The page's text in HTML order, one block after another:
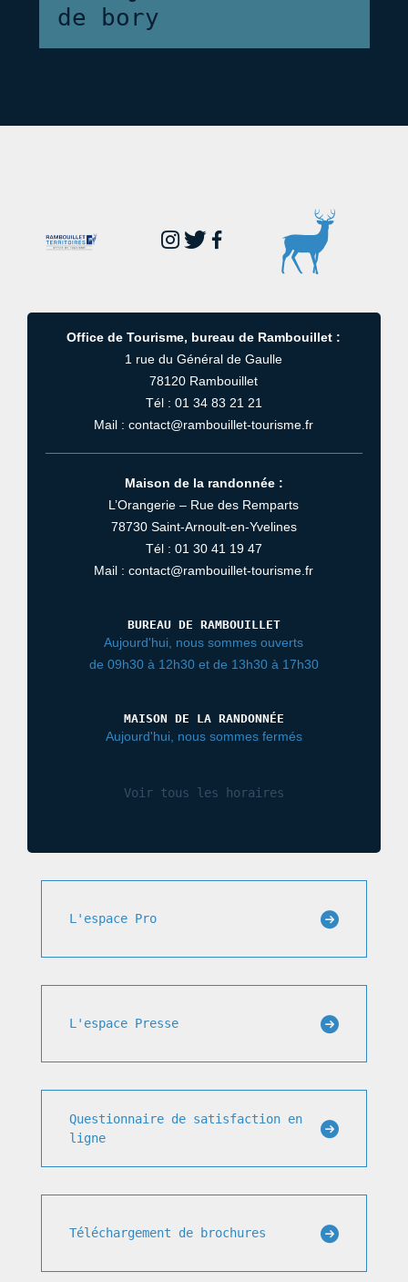
de bory
Office de Tourisme, bureau de Rambouillet :
1 rue du Général de Gaulle
78120 Rambouillet
Tél : 01 34 83 21 21
Mail : contact@rambouillet-tourisme.fr
Maison de la randonnée :
L’Orangerie – Rue des Remparts
78730 Saint-Arnoult-en-Yvelines
Tél : 01 30 41 19 47
Mail : contact@rambouillet-tourisme.fr
BUREAU DE RAMBOUILLET
Aujourd'hui, nous sommes ouverts
de 09h30 à 12h30 et de 13h30 à 17h30
MAISON DE LA RANDONNÉE
Aujourd'hui, nous sommes fermés
Voir tous les horaires
L'espace Pro
L'espace Presse
Questionnaire de satisfaction en
ligne
Téléchargement de brochures